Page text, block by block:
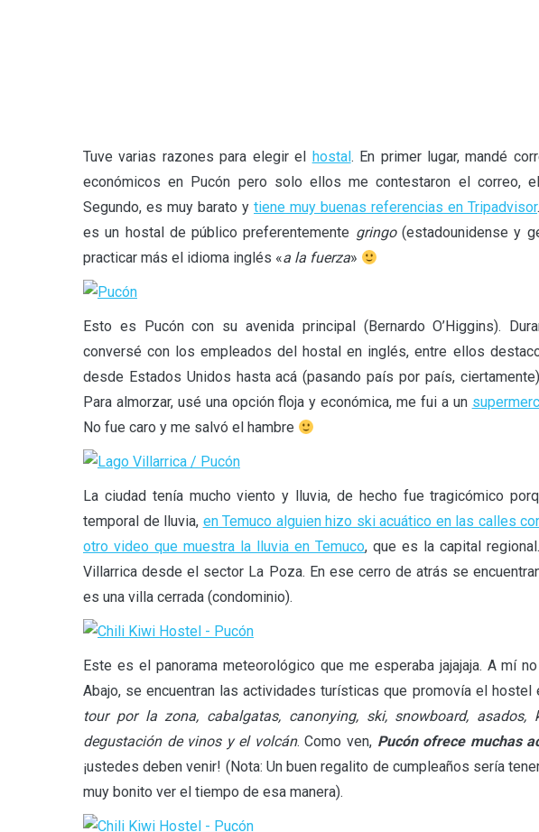
Tuve varias razones para elegir el hostal. En primer lugar, mandé
económicos en Pucón pero solo ellos me contestaron el correo,
Segundo, es muy barato y tiene muy buenas referencias en Tripadvisor
es un hostal de público preferentemente gringo(estadounidense y
practicar más el idioma inglés «a la fuerza»
Esto es Pucón con su avenida principal (Bernardo O’Higgins).
conversé con los empleados del hostal en inglés, entre ellos
desde Estados Unidos hasta acá (pasando país por país,
Para almorzar, usé una opción floja y económica, me fui a un
No fue caro y me salvó el hambre
La ciudad tenía mucho viento y lluvia, de hecho fue tragicómico
temporal de lluvia, en Temuco alguien hizo ski acuático en las calles
otro video que muestra la lluvia en Temuco, que es la capital
Villarrica desde el sector La Poza. En ese cerro de atrás se
es una villa cerrada (condominio).
Este es el panorama meteorológico que me esperaba jajajaja. A mí
Abajo, se encuentran las actividades turísticas que promovía el hostel
tour por la zona, cabalgatas, canonying, ski, snowboard, asados,
degustación de vinos y el volcán. Como ven, Pucón ofrece muchas
¡ustedes deben venir! (Nota: Un buen regalito de cumpleaños sería
muy bonito ver el tiempo de esa manera).